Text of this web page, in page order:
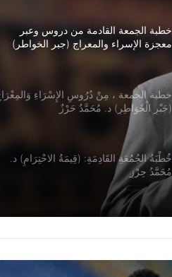
خطبة الجمعة ، مِنْ دُرُوسِ الإِسْرَاءِ وَالمِعْرَاجِ
(جَبْرِ الْخَوَاطِرِ) د. مُحَمَّدٌ حَرْزٌ
خُطْبَةُ الجُمُعَةِ القَادِمَةِ: (قِيمَةُ الاحْتِرَامِ) د.
مُحَمَّدُ حِرْزٍ
خطبة الجمعة ، قيمة الاحترام ، للدكتور
مسعد الشايب